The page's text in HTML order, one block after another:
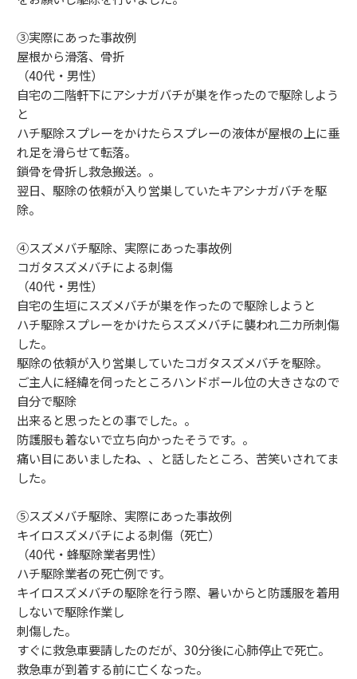
③実際にあった事故例
屋根から滑落、骨折
（40代・男性）
自宅の二階軒下にアシナガバチが巣を作ったので駆除しよう
と
ハチ駆除スプレーをかけたらスプレーの液体が屋根の上に垂
れ足を滑らせて転落。
鎖骨を骨折し救急搬送。。
翌日、駆除の依頼が入り営巣していたキアシナガバチを駆
除。
④スズメバチ駆除、実際にあった事故例
コガタスズメバチによる刺傷
（40代・男性）
自宅の生垣にスズメバチが巣を作ったので駆除しようと
ハチ駆除スプレーをかけたらスズメバチに襲われ二カ所刺傷
した。
駆除の依頼が入り営巣していたコガタスズメバチを駆除。
ご主人に経緯を伺ったところハンドボール位の大きさなので
自分で駆除
出来ると思ったとの事でした。。
防護服も着ないで立ち向かったそうです。。
痛い目にあいましたね、、と話したところ、苦笑いされてま
した。
⑤スズメバチ駆除、実際にあった事故例
キイロスズメバチによる刺傷（死亡）
（40代・蜂駆除業者男性）
ハチ駆除業者の死亡例です。
キイロスズメバチの駆除を行う際、暑いからと防護服を着用
しないで駆除作業し
刺傷した。
すぐに救急車要請したのだが、30分後に心肺停止で死亡。
救急車が到着する前に亡くなった。